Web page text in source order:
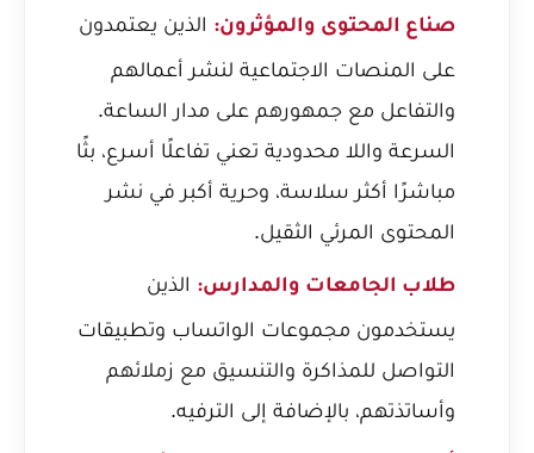
صناع المحتوى والمؤثرون: الذين يعتمدون
على المنصات الاجتماعية لنشر أعمالهم
والتفاعل مع جمهورهم على مدار الساعة.
السرعة واللا محدودية تعني تفاعلًا أسرع، بثًا
مباشرًا أكثر سلاسة، وحرية أكبر في نشر
المحتوى المرئي الثقيل.
طلاب الجامعات والمدارس: الذين
يستخدمون مجموعات الواتساب وتطبيقات
التواصل للمذاكرة والتنسيق مع زملائهم
وأساتذتهم، بالإضافة إلى الترفيه.